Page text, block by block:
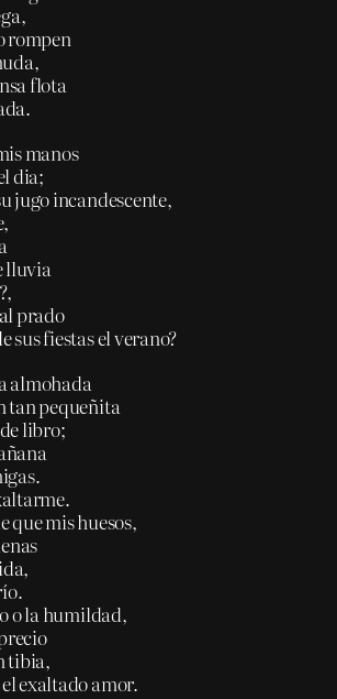
rompen
flota
manos
dia;
jugo incandescente,
lluvia
prado
sus fiestas el verano?
almohada
tan pequeñita
libro;
que mis huesos,
o la humildad,
tibia,
exaltado amor.